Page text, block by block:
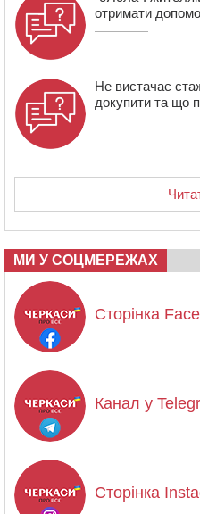
отримати
Не вистачає
докупити та що
МИ У СОЦМЕРЕЖАХ
Сторінка
Канал у
Сторінка